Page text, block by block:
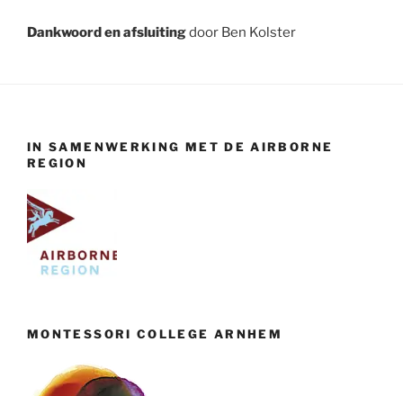
Dankwoord en afsluitingdoor Ben Kolster
IN SAMENWERKING MET DE AIRBORNE
REGION
MONTESSORI COLLEGE ARNHEM